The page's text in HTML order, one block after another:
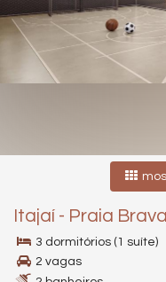
Itajaí - Praia Brava
3 dormitórios (1 suíte)
2 vagas